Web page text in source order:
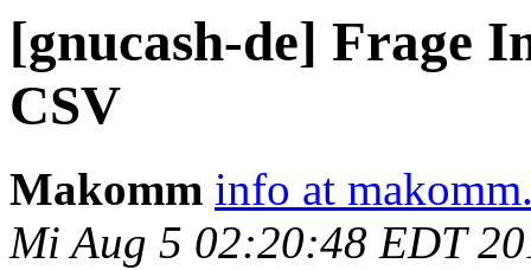
[gnucash-de] Frage
CSV
Makomm info at
Mi Aug 5 02:20:48 EDT